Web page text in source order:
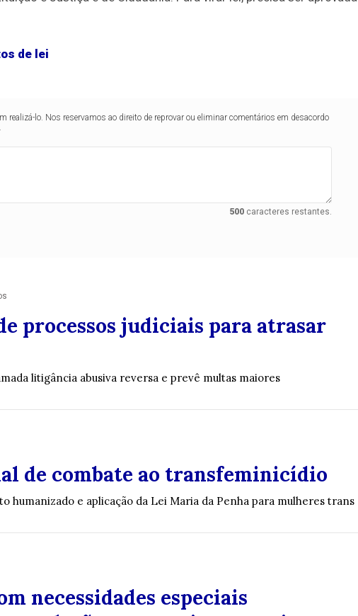
de lei
realizá-lo. Nos reservamos ao direito de reprovar ou eliminar comentários em desacordo
500caracteres restantes.
processos judiciais para atrasar
litigância abusiva reversa e prevê multas maiores
de combate ao transfeminicídio
humanizado e aplicação da Lei Maria da Penha para mulheres trans
necessidades especiais